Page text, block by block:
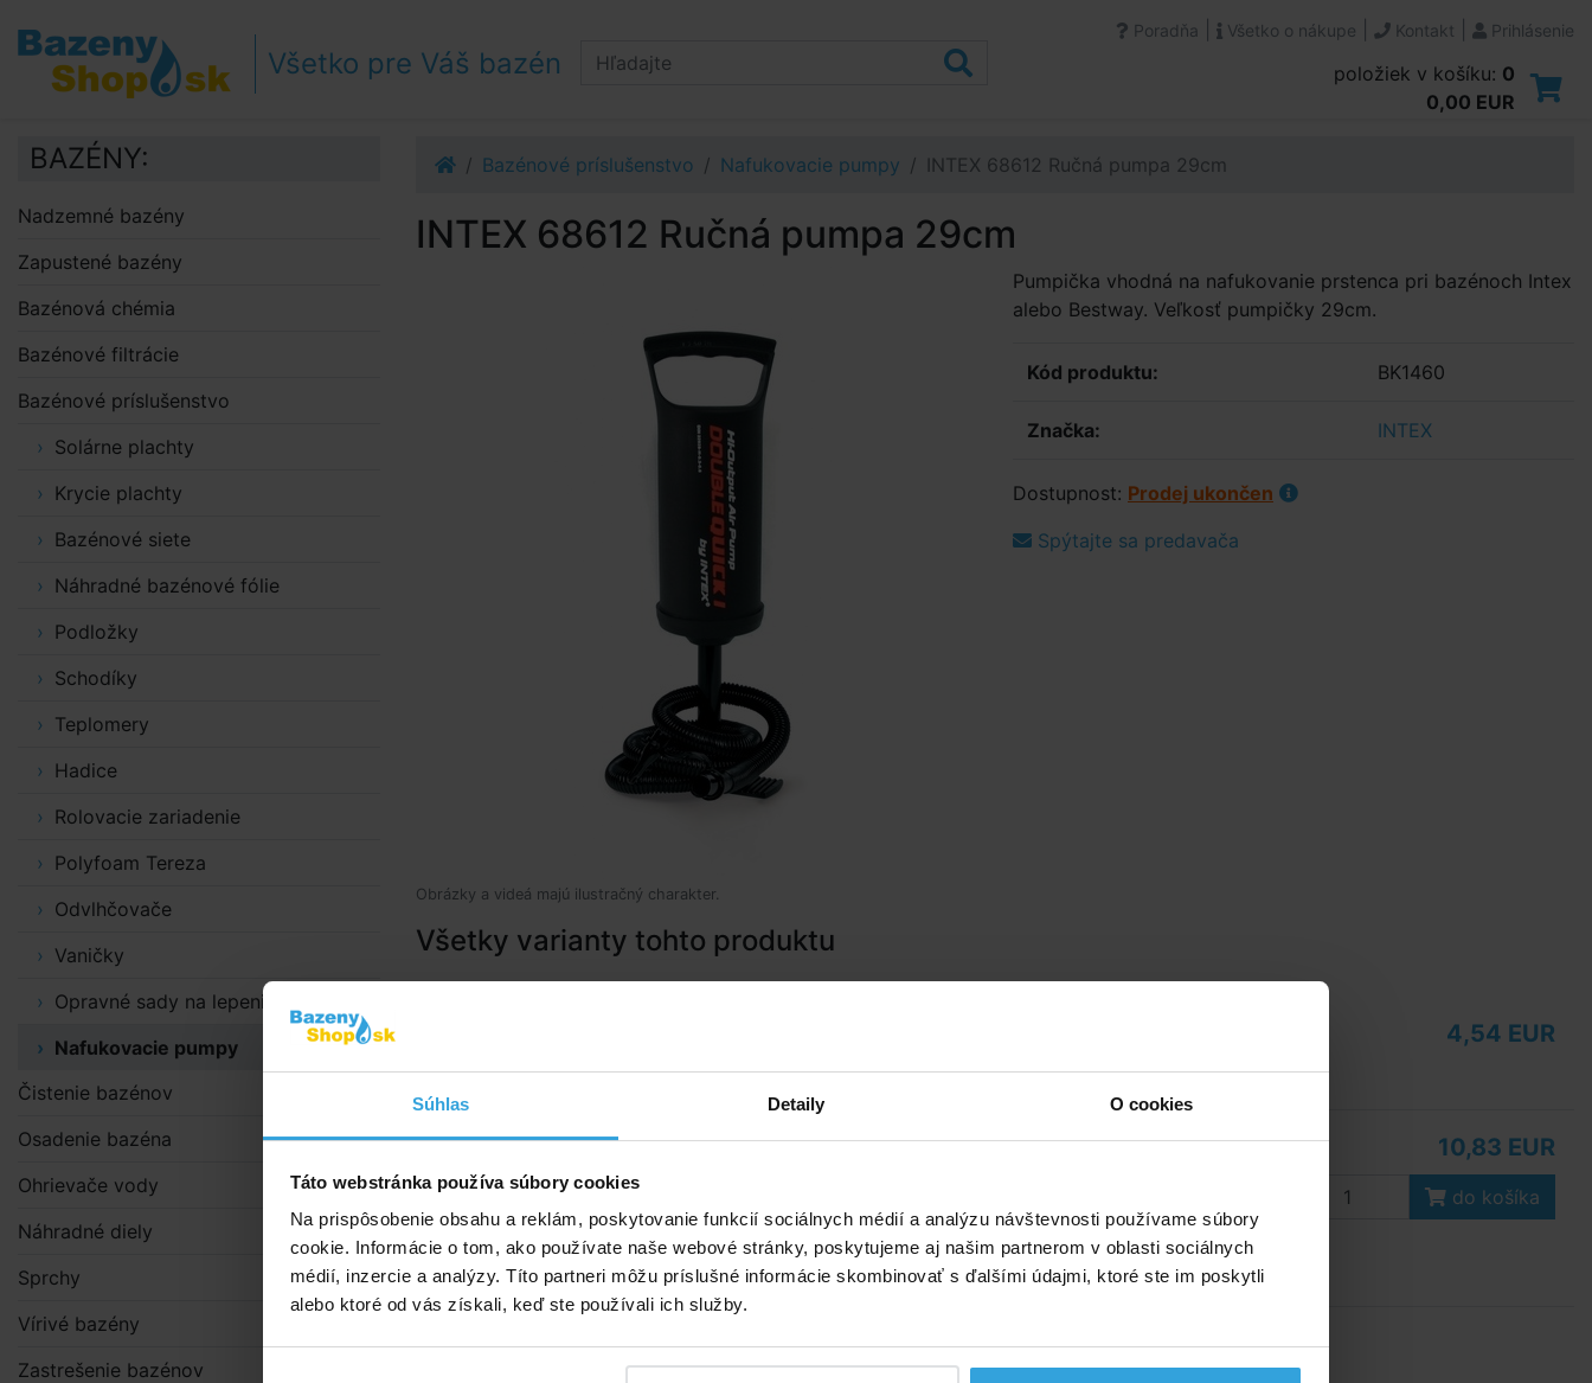
Súhlas Detaily O cookies
Táto webstránka používa súbory cookies
Na prispôsobenie obsahu a reklám, poskytovanie funkcií sociálnych médií a analýzu návštevnosti používame súbory
cookie. Informácie o tom, ako používate naše webové stránky, poskytujeme aj našim partnerom v oblasti sociálnych
médií, inzercie a analýzy. Títo partneri môžu príslušné informácie skombinovať s ďalšími údajmi, ktoré ste im poskytli
alebo ktoré od vás získali, keď ste používali ich služby.
Prejsť na obsah
Prejsť k bočnému stĺpci
Klávesové skratky
Všetko pre Váš bazén
Poradňa Všetko o nákupe Kontakt Prihlásenie
položiek v košíku: 0
0,00 EUR
Bazénové príslušenstvo Nafukovacie pumpy INTEX 68612 Ručná pumpa 29cm
INTEX 68612 Ručná pumpa 29cm
Obrázky a videá majú ilustračný charakter.
Pumpička vhodná na nafukovanie prstenca pri bazénoch Intex
alebo Bestway. Veľkosť pumpičky 29cm.
Kód produktu: BK1460
Značka: INTEX
Dostupnost: Prodej ukončen
Spýtajte sa predavača
Všetky varianty tohto produktu
4,54 EUR
Skladom > 20 ks
10,83 EUR
do košíka
Podrobný popis
Podrobný popis
BAZÉNY:
Nadzemné bazény
Zapustené bazény
Bazénová chémia
Bazénové filtrácie
Bazénové príslušenstvo
Solárne plachty
Krycie plachty
Bazénové siete
Náhradné bazénové fólie
Podložky
Schodíky
Teplomery
Hadice
Rolovacie zariadenie
Polyfoam Tereza
Odvlhčovače
Vaničky
Opravné sady na lepenie
Nafukovacie pumpy
Čistenie bazénov
Osadenie bazéna
Ohrievače vody
Náhradné diely
Sprchy
Vírivé bazény
Zastrešenie bazénov